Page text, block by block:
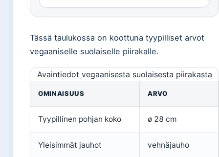
Tässä taulukossa on koottuna tyypilliset arvot
vegaaniselle suolaiselle piirakalle.
Avaintiedot vegaanisesta suolaisesta piirakasta
OMINAISUUS ARVO
Tyypillinen pohjan koko ø 28 cm
Yleisimmät jauhot vehnäjauho